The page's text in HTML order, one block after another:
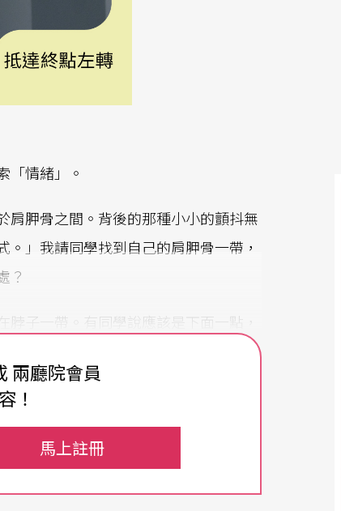
「情緒」。
肩胛骨之間。背後的那種小小的顫抖無
」我請同學找到自己的肩胛骨一帶，
？
子一帶。有同學說應該是下面一點，
，我只要確定沒人拍自己的腦袋就好。
「
以史賓諾莎的話總結：「能夠影響別
家，已盡可能解釋地平易近人，我說總
兩廳院會員
！
馬上註冊